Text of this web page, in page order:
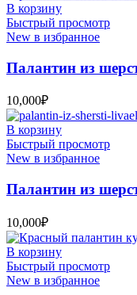
В корзину
Быстрый просмотр
New в избранное
Палантин из
10,000₽
В корзину
Быстрый просмотр
New в избранное
Палантин из
10,000₽
В корзину
Быстрый просмотр
New в избранное